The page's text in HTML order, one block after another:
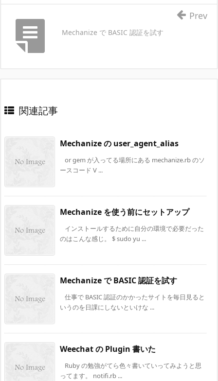
Mechanize で BASIC 認証を試す
Prev
関連記事
Mechanize の user_agent_alias
or gem が入ってる場所にある mechanize.rb のソ
ースコード V ...
Mechanize を使う前にセットアップ
インストールするために自分の環境で必要だった
のはこんな感じ。 $ sudo yu ...
Mechanize で BASIC 認証を試す
仕事で BASIC 認証のかかったサイトを毎日見ると
いうのを日課にしないといけな ...
Weechat の Plugin 書いた
Ruby の勉強がてら色々書いていってみようと思
ってます。 notifi.rb ...